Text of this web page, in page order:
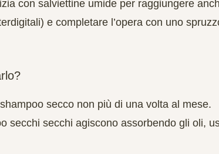
con salviettine umide per raggiungere
e completare l’opera con uno
secco non più di una volta al mese.
secchi secchi agiscono assorbendo gli oli,